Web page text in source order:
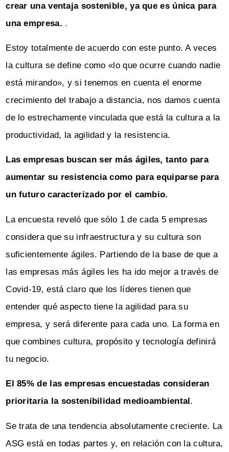
crear una ventaja sostenible, ya que es única para
una empresa. .
Estoy totalmente de acuerdo con este punto. A veces
la cultura se define como «lo que ocurre cuando nadie
está mirando», y si tenemos en cuenta el enorme
crecimiento del trabajo a distancia, nos damos cuenta
de lo estrechamente vinculada que está la cultura a la
productividad, la agilidad y la resistencia.
Las empresas buscan ser más ágiles, tanto para
aumentar su resistencia como para equiparse para
un futuro caracterizado por el cambio.
La encuesta reveló que sólo 1 de cada 5 empresas
considera que su infraestructura y su cultura son
suficientemente ágiles. Partiendo de la base de que a
las empresas más ágiles les ha ido mejor a través de
Covid-19, está claro que los líderes tienen que
entender qué aspecto tiene la agilidad para su
empresa, y será diferente para cada uno. La forma en
que combines cultura, propósito y tecnología definirá
tu negocio.
El 85% de las empresas encuestadas consideran
prioritaria la sostenibilidad medioambiental .
Se trata de una tendencia absolutamente creciente. La
ASG está en todas partes y, en relación con la cultura,